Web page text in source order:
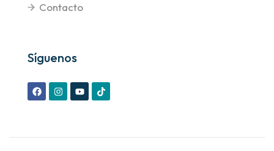
Contacto
Síguenos